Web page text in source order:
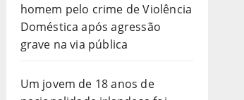
homem pelo crime de Violência
Doméstica após agressão
grave na via pública
Um jovem de 18 anos de